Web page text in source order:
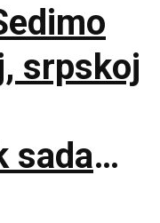
srpskoj
sada